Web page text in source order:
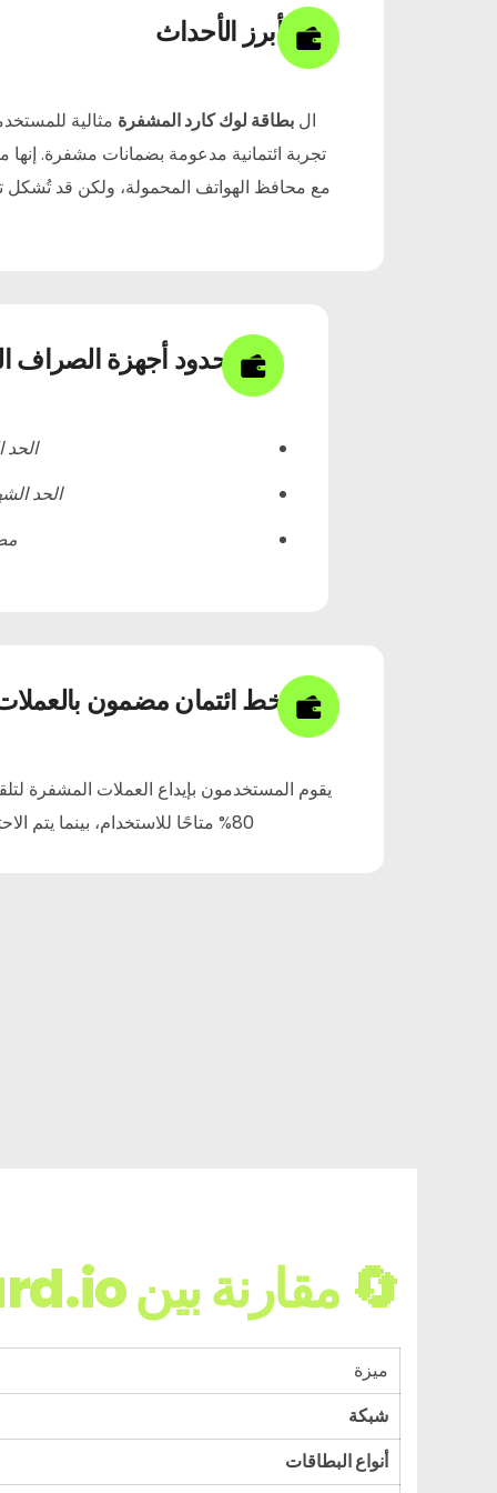
الأسئلة الشائعة
أخبار
اشتراك
العربية
أبرز الأحداث
ال بطاقة لوك كارد المشفرة مثالية
تجربة ائتمانية مدعومة بضمانات مشفرة. إنها
مع محافظ الهواتف المحمولة، ولكن قد تُشكل
حدود أجهزة الصراف
الحد
الحد
خط ائتمان مضمون
يقوم المستخدمون بإيداع العملات المشفرة
80% متاحًا للاستخدام، بينما يتم الاحتفاظ بـ 20% كضمان.
🔄 مقارنة بين LookCard.io وTevau Card
ميزة
شبكة
أنواع البطاقات